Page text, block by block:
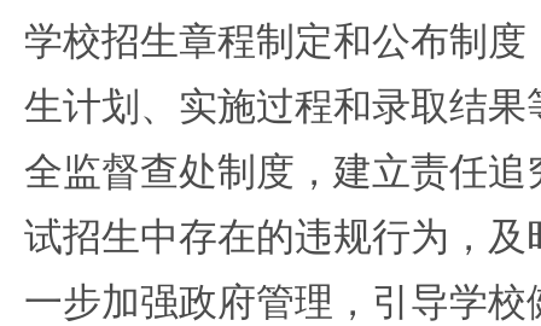
学校招生章程制定和公布制
生计划、实施过程和录取结
全监督查处制度，建立责任
试招生中存在的违规行为，
一步加强政府管理，引导学